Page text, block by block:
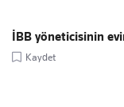
İBB yöneticisinin
Kaydet